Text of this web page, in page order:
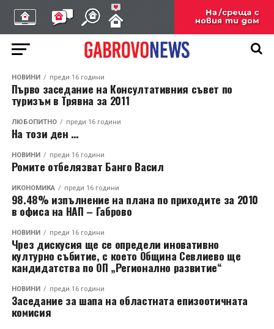
НОВИНИ преди 16 години
Първо заседание на Консултативния съвет по
туризъм в Трявна за 2011
ЛЮБОПИТНО преди 16 години
На този ден …
НОВИНИ преди 16 години
Ромите отбелязват Банго Васил
ИКОНОМИКА преди 16 години
98.48% изпълнение на плана по приходите за 2010
в офиса на НАП – Габрово
НОВИНИ преди 16 години
Чрез дискусия ще се определи иновативно
културно събитие, с което Община Севлиево ще
кандидатства по ОП „Регионално развитие“
НОВИНИ преди 16 години
Заседание за шапа на областната епизоотичната
комисия